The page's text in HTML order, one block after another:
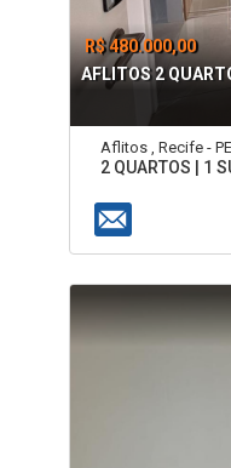
R$ 480.000,00
AFLITOS 2
Aflitos , Recife - PE
2 QUARTOS | 1